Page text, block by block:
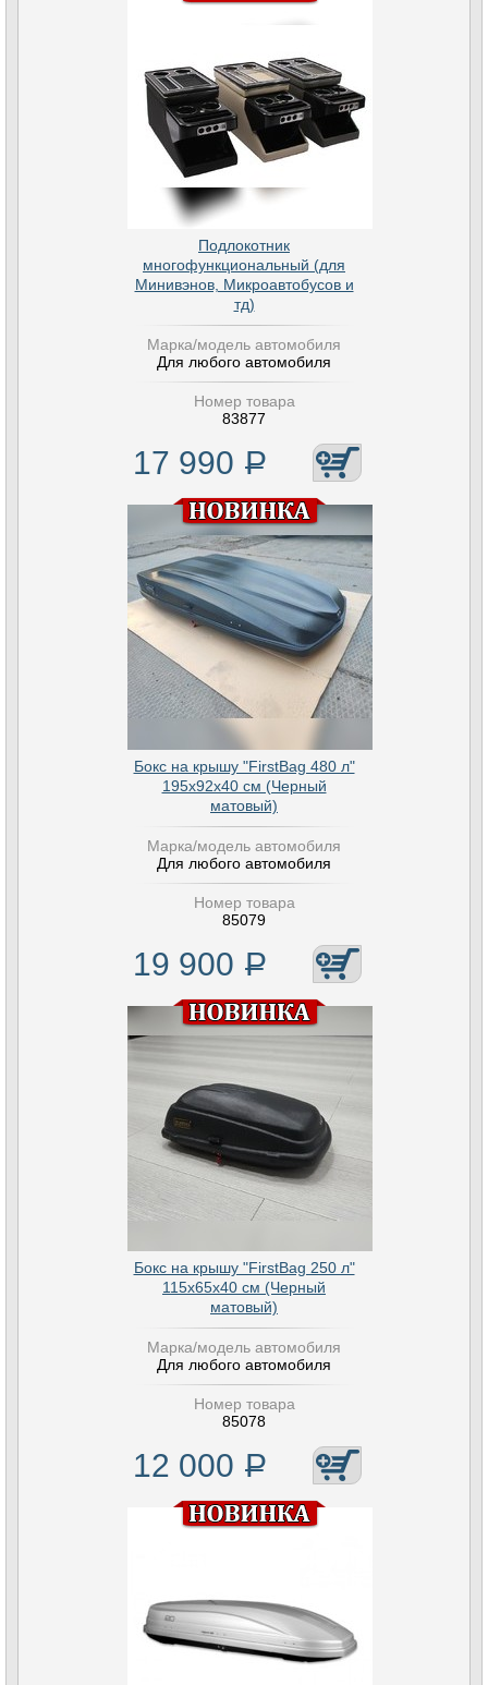
Подлокотник
многофункциональный (для
Минивэнов, Микроавтобусов и
тд)
Марка/модель автомобиля
Для любого автомобиля
Номер товара
83877
17 990 Р
Бокс на крышу "FirstBag 480 л"
195х92х40 см (Черный
матовый)
Марка/модель автомобиля
Для любого автомобиля
Номер товара
85079
19 900 Р
Бокс на крышу "FirstBag 250 л"
115х65х40 см (Черный
матовый)
Марка/модель автомобиля
Для любого автомобиля
Номер товара
85078
12 000 Р